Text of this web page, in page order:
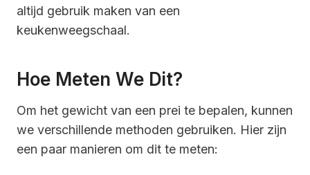
altijd gebruik maken van een
keukenweegschaal.
Hoe Meten We Dit?
Om het gewicht van een prei te bepalen, kunnen
we verschillende methoden gebruiken. Hier zijn
een paar manieren om dit te meten: